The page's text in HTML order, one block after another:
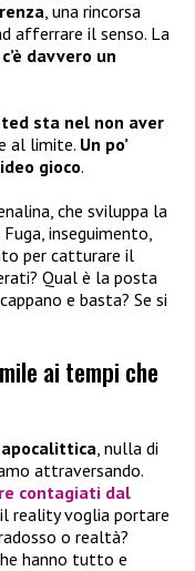
, una rincorsa
afferrare il senso. La
c’è davvero un
sta nel non aver
al limite. Un po’
gioco.
che sviluppa la
inseguimento,
per catturare il
Qual è la posta
e basta? Se si
ai tempi che
, nulla di
attraversando.
contagiati dal
il reality voglia portare
o realtà?
hanno tutto e